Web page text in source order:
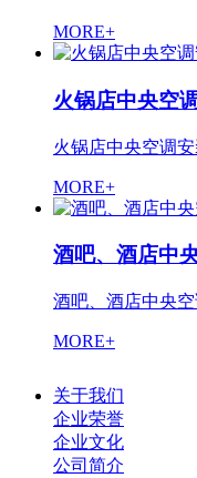
MORE+
火锅店中央空
火锅店中央空调
MORE+
酒吧、酒店中
酒吧、酒店中央
MORE+
关于我们
企业荣誉
企业文化
公司简介